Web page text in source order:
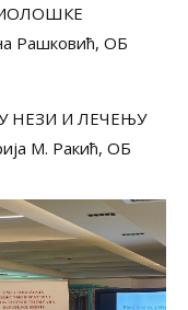
Рашковић, ОБ
НЕЗИ И ЛЕЧЕЊУ
М. Ракић, ОБ